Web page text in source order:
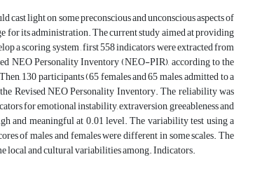
light on some preconscious and unconscious aspects of
for its administration. The current study aimed at providing
a scoring system , first 558 indicators were extracted from
NEO Personality Inventory (NEO-PIR), according to the
130 participants (65 females and 65 males, admitted to a
Revised NEO Personality Inventory. The reliability was
for emotional instability, extraversion, greeableness and
and meaningful at 0.01 level. The variability test using a
of males and females were different in some scales. The
local and cultural variabilities among. Indicators.